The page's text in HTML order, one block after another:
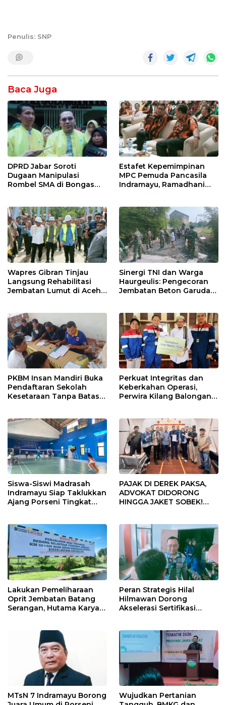
Penulis: SNP
Baca Juga
DPRD Jabar Soroti
Dugaan Manipulasi
Rombel SMA di Bongas
Estafet Kepemimpinan
MPC Pemuda Pancasila
Indramayu, Ramadhani
Muscablub
Wapres Gibran Tinjau
Langsung Rehabilitasi
Jembatan Lumut di Aceh
Sinergi TNI dan Warga
Haurgeulis: Pengecoran
Jembatan Beton Garuda
PKBM Insan Mandiri Buka
Pendaftaran Sekolah
Kesetaraan Tanpa Batas
Perkuat Integritas dan
Keberkahan Operasi,
Perwira Kilang Balongan
Siswa-Siswi Madrasah
Indramayu Siap Taklukkan
Ajang Porseni Tingkat
PAJAK DI DEREK PAKSA,
ADVOKAT DIDORONG
HINGGA JAKET SOBEK!
Pekanbaru!
Lakukan Pemeliharaan
Oprit Jembatan Batang
Serangan, Hutama Karya
Peran Strategis Hilal
Hilmawan Dorong
Akselerasi Sertifikasi
Indramayu
MTsN 7 Indramayu Borong
Wujudkan Pertanian